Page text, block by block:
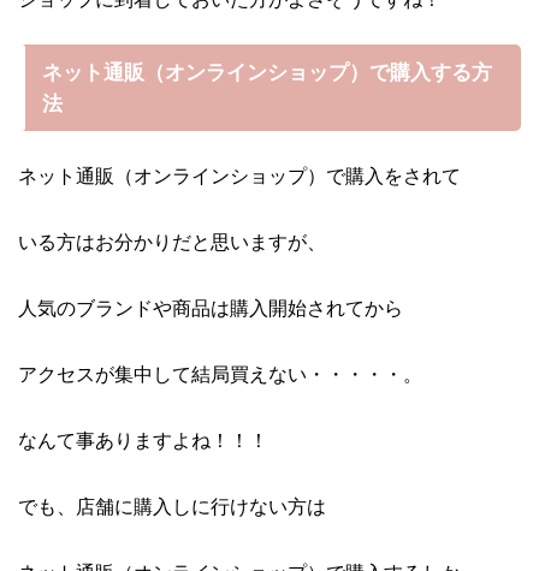
ネット通販（オンラインショップ）で購入する方
法
ネット通販（オンラインショップ）で購入をされて
いる方はお分かりだと思いますが、
人気のブランドや商品は購入開始されてから
アクセスが集中して結局買えない・・・・・。
なんて事ありますよね！！！
でも、店舗に購入しに行けない方は